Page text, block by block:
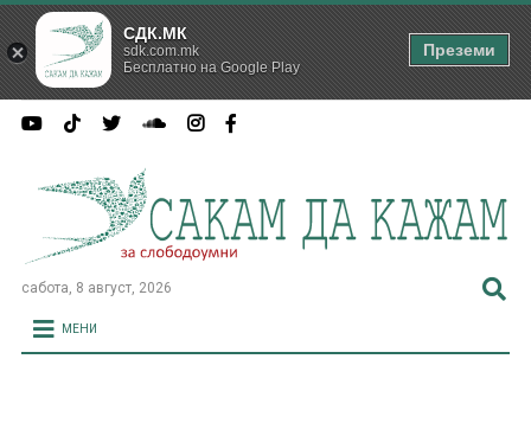
сабота, 8 август, 2026
МЕНИ
СДК.МК
sdk.com.mk
Бесплатно на Google Play
Преземи